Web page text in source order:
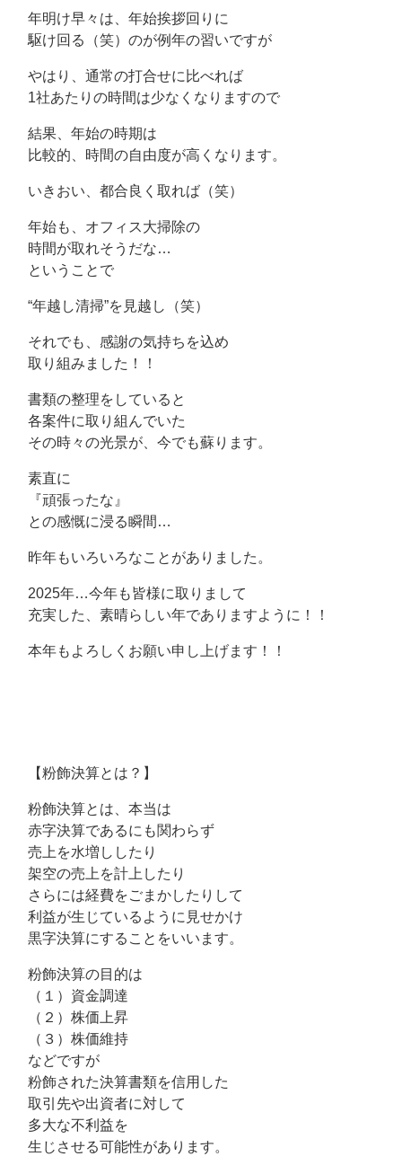
年明け早々は、年始挨拶回りに
駆け回る（笑）のが例年の習いですが
やはり、通常の打合せに比べれば
1社あたりの時間は少なくなりますので
結果、年始の時期は
比較的、時間の自由度が高くなります。
いきおい、都合良く取れば（笑）
年始も、オフィス大掃除の
時間が取れそうだな…
ということで
“年越し清掃”を見越し（笑）
それでも、感謝の気持ちを込め
取り組みました！！
書類の整理をしていると
各案件に取り組んでいた
その時々の光景が、今でも蘇ります。
素直に
『頑張ったな』
との感慨に浸る瞬間…
昨年もいろいろなことがありました。
2025年…今年も皆様に取りまして
充実した、素晴らしい年でありますように！！
本年もよろしくお願い申し上げます！！
【粉飾決算とは？】
粉飾決算とは、本当は
赤字決算であるにも関わらず
売上を水増ししたり
架空の売上を計上したり
さらには経費をごまかしたりして
利益が生じているように見せかけ
黒字決算にすることをいいます。
粉飾決算の目的は
（１）資金調達
（２）株価上昇
（３）株価維持
などですが
粉飾された決算書類を信用した
取引先や出資者に対して
多大な不利益を
生じさせる可能性があります。